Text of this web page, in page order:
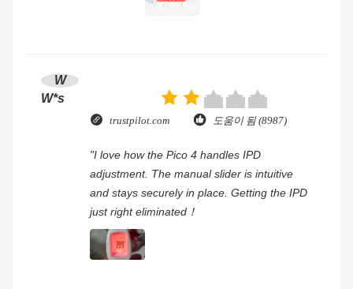
W
W*s
trustpilot.com 도움이 됨 (8987)
"I love how the Pico 4 handles IPD
adjustment. The manual slider is intuitive
and stays securely in place. Getting the IPD
just right eliminated！